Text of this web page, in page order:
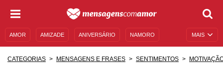
MAIS
AMOR AMIZADE ANIVERSÁRIO NAMORO
CATEGORIAS MENSAGENS E FRASES SENTIMENTOS